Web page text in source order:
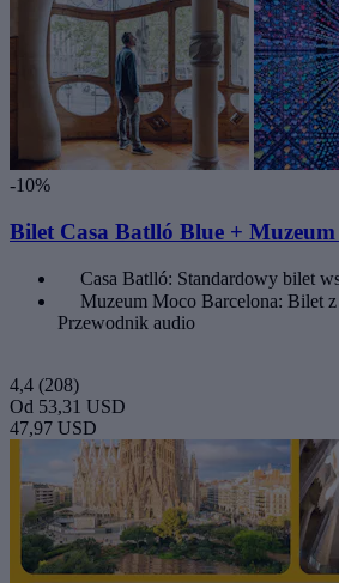
-10%
Bilet Casa Batlló Blue +
Casa Batlló: Standardowy bilet
Muzeum Moco Barcelona: Bilet
Przewodnik audio
4,4 (208)
Od 53,31 USD
47,97 USD